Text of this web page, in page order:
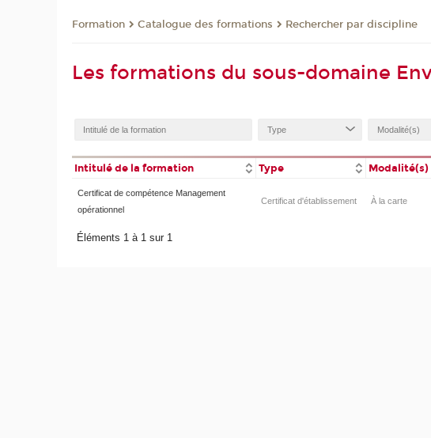
Formation Catalogue des formations Rechercher par discipline
Les formations du sous-domaine
Intitulé de la formation Type Modalité(s)
Certificat de compétence Management
opérationnel
Certificat d'établissement À la carte
Éléments 1 à 1 sur 1